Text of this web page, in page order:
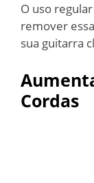
O uso
remover
sua guitarra
Cordas